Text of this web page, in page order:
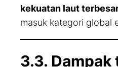
kekuatan laut
masuk kategori global
3.3. Dampak